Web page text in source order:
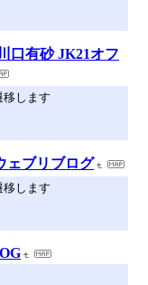
口有砂 JK21オフ
します
ェブリブログ
します